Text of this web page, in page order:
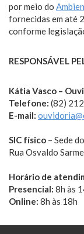
por meio do
fornecidas em até
conforme
RESPONSÁVEL
Kátia Vasco –
Telefone: (82)
E-mail:
SIC físico – Sede
Rua Osvaldo
Horário de
Presencial: 8h às
Online: 8h às 18h